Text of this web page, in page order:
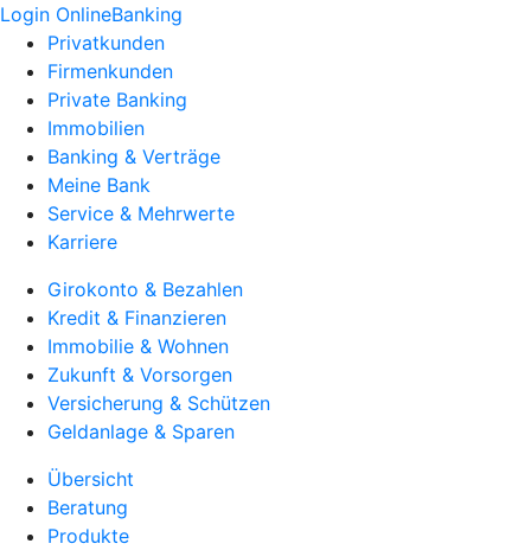
Login OnlineBanking
Privatkunden
Firmenkunden
Private Banking
Immobilien
Banking & Verträge
Meine Bank
Service & Mehrwerte
Karriere
Girokonto & Bezahlen
Kredit & Finanzieren
Immobilie & Wohnen
Zukunft & Vorsorgen
Versicherung & Schützen
Geldanlage & Sparen
Übersicht
Beratung
Produkte